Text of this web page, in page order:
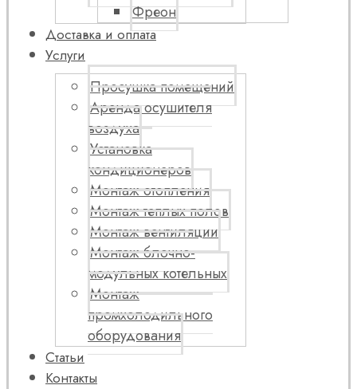
Фреон
Доставка и оплата
Услуги
Просушка помещений
Аренда осушителя
воздуха
Установка
кондиционеров
Монтаж отопления
Монтаж теплых полов
Монтаж вентиляции
Монтаж блочно-
модульных котельных
Монтаж
промхолодильного
оборудования
Статьи
Контакты